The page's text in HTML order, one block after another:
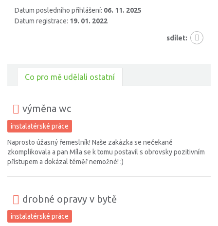
Datum posledního přihlášení: 06. 11. 2025
Datum registrace: 19. 01. 2022
sdílet:
Co pro mě udělali ostatní
výměna wc
instalatérské práce
Naprosto úžasný řemeslník! Naše zakázka se nečekaně
zkomplikovala a pan Míla se k tomu postavil s obrovsky pozitivním
přístupem a dokázal téměř nemožné! :)
drobné opravy v bytě
instalatérské práce